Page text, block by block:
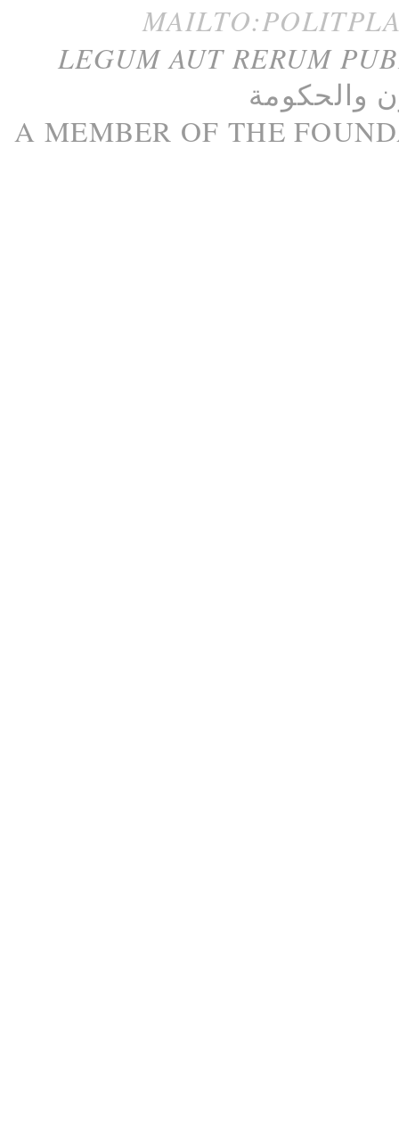
LEGUM AUT RERUM
والحكومة
A MEMBER OF THE